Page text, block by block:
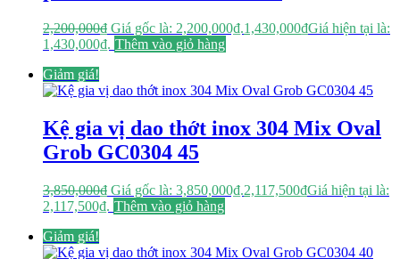
2,200,000₫ Giá gốc là: 2,200,000₫.1,430,000₫Giá hiện tại là:
1,430,000₫. Thêm vào giỏ hàng
Giảm giá!
Kệ gia vị dao thớt inox 304 Mix Oval
Grob GC0304 45
3,850,000₫ Giá gốc là: 3,850,000₫.2,117,500₫Giá hiện tại là:
2,117,500₫. Thêm vào giỏ hàng
Giảm giá!